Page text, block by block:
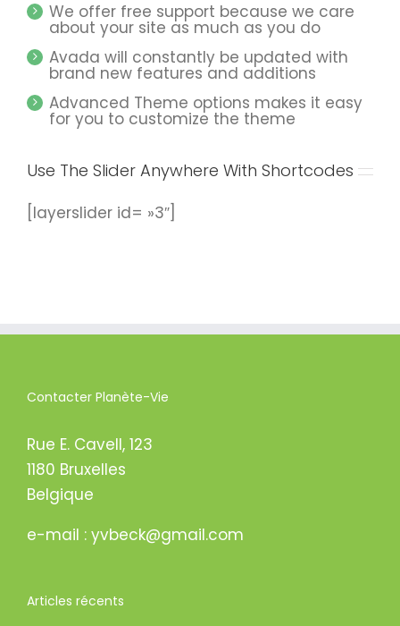
We offer free support because we care
about your site as much as you do
Avada will constantly be updated with
brand new features and additions
Advanced Theme options makes it easy
for you to customize the theme
Use The Slider Anywhere With Shortcodes
[layerslider id= »3″]
Contacter Planète-Vie
Rue E. Cavell, 123
1180 Bruxelles
Belgique
e-mail : yvbeck@gmail.com
Articles récents